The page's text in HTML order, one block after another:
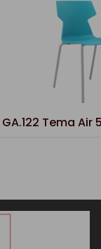
GA.122 Tema Air